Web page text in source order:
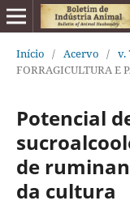
Início / Acervo / v.
FORRAGICULTURA E
Potencial
de
da cultura